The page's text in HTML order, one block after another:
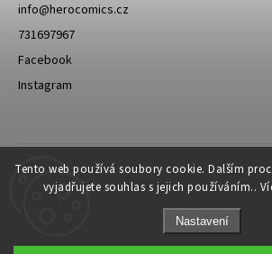
Tento web používá soubory cookie. Dalším
vyjadřujete souhlas s jejich používáním..
Nastavení
info@herocomics.cz
731697967
Facebook
Instagram